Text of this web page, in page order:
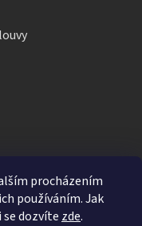
procházením
používáním. Jak
dozvíte zde.